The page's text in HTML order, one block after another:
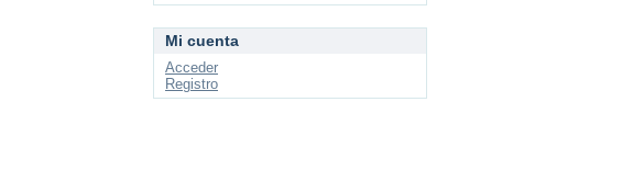
Mi cuenta
Acceder
Registro